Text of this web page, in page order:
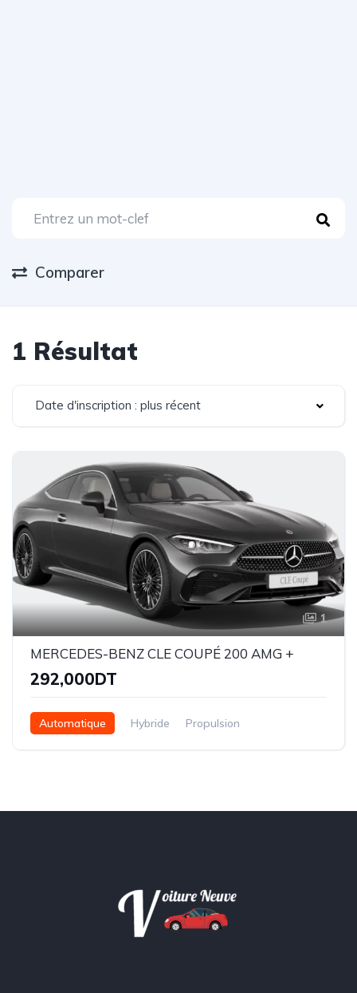
Comparer
1 Résultat
Date d'inscription : plus récent
1
MERCEDES-BENZ CLE COUPÉ 200 AMG +
292,000DT
Automatique Hybride Propulsion